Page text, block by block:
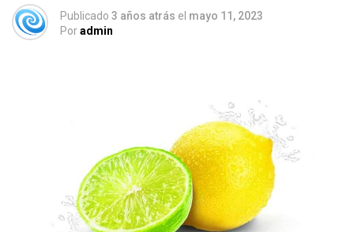
Publicado 3 años atrás el mayo 11, 2023
Poradmin